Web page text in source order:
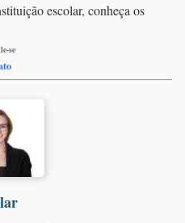
escolar, conheça os
se